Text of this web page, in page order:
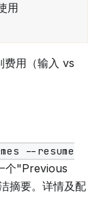
用
费用（输入 vs
--resume
个"Previous
摘要。详情及配